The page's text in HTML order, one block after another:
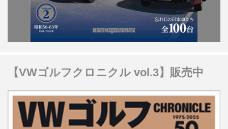
【VWゴルフクロニクル vol.3】販売中